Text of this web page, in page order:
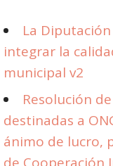
La
integrar la
municipal v2
Resolución
destinadas a
ánimo de lucro,